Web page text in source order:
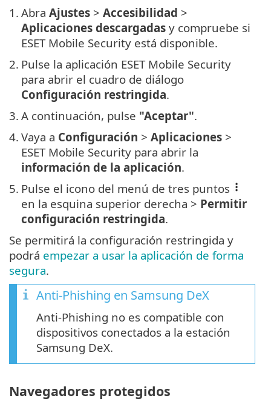
1. Abra Ajustes > Accesibilidad >
Aplicaciones descargadas y compruebe si
ESET Mobile Security está disponible.
2. Pulse la aplicación ESET Mobile Security
para abrir el cuadro de diálogo
Configuración restringida.
3. A continuación, pulse "Aceptar".
4. Vaya a Configuración > Aplicaciones >
ESET Mobile Security para abrir la
información de la aplicación.
5. Pulse el icono del menú de tres puntos
en la esquina superior derecha > Permitir
configuración restringida.
Se permitirá la configuración restringida y
podrá empezar a usar la aplicación de forma
segura.
Anti-Phishing en Samsung DeX
Anti-Phishing no es compatible con
dispositivos conectados a la estación
Samsung DeX.
Navegadores protegidos